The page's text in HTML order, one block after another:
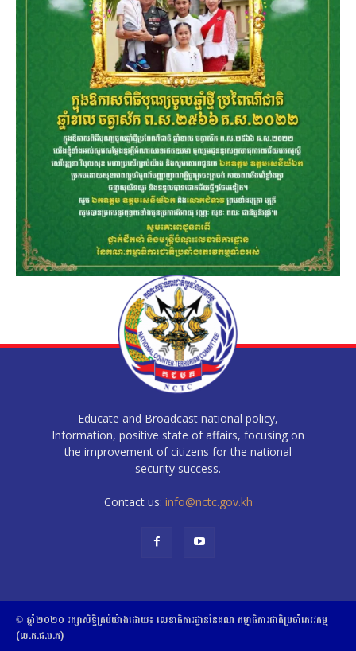
Educate and Broadcast national policy,
Information, positive state of affairs, focusing on
the improvement of citizens for the national
security success.
Contact us: info@nctc.gov.kh
© ឆ្នាំ២០២០​ ​រក្សាសិទ្ធិ​គ្រប់យ៉ាង​ដោយ​៖​ ​លេខាធិការដ្ឋាននៃគណៈកម្មាធិការជាតិប្រចាំភេរវកម្ម
(ល.គ.ជ.ប.ភ)